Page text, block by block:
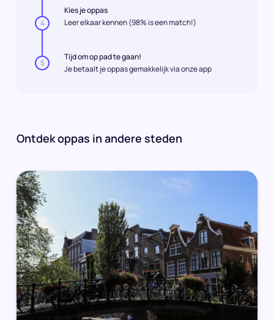
4
Kies je oppas
Leer elkaar kennen (98% is een match!)
5
Tijd om op pad te gaan!
Je betaalt je oppas gemakkelijk via onze app
Ontdek oppas in andere steden